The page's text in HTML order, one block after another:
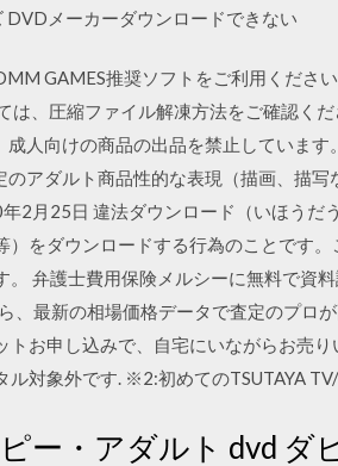
DVDメーカーダウンロードできない
GAMES推奨ソフトをご利用くださ
は、圧縮ファイル解凍方法をご確認く
成人向けの商品の出品を禁止していま
のアダルト商品性的な表現（描画、描
2月25日 違法ダウンロード（いほう
）をダウンロードする行為のことです
。 弁護士費用保険メルシーに無料で資
、最新の相場価格データで査定のプロ
トお申し込みで、自宅にいながらお売
対象外です. ※2:初めてのTSUTAYA
ー・アダルト dvd